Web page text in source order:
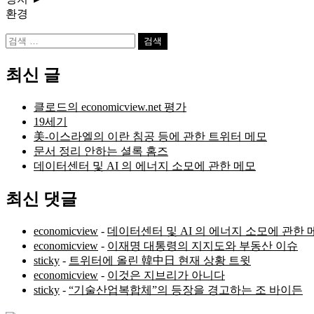
환경
검
최신 글
클로드의 economicview.net 평가
19세기
美-이스라엘의 이란 침공 등에 관한 트위터 메모
문서 정리 안하는 셜록 홈즈
데이터센터 및 AI 의 에너지 소모에 관한 메모
최신 댓글
economicview - 데이터센터 및 AI 의 에너지 소모에 관한
economicview - 이재명 대통령의 지지도와 부동산 이슈
sticky - 트위터에 올린 韓中日 현재 상황 트윗
economicview - 이것은 지브리가 아니다
sticky - “기술산업복합체”의 등장을 경고하는 조 바이든